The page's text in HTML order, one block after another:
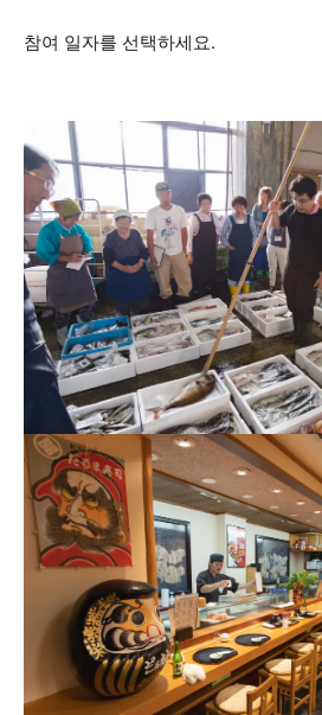
참여 일자를 선택하세요.